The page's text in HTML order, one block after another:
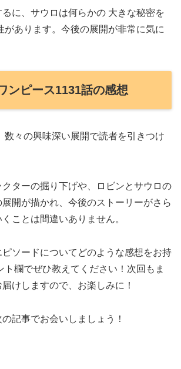
に、サウロは何らかの 大きな秘密を
があります。今後の展開が非常に気に
ンピース1131話の感想
数々の興味深い展開で読者を引きつけ
クターの掘り下げや、ロビンとサウロの
開が描かれ、今後のストーリーがさら
ことは間違いありません。
ソードについてどのような感想をお持
ト欄でぜひ教えてください！次回もま
けしますので、お楽しみに！
記事でお会いしましょう！